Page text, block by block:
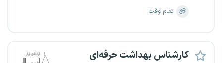
تمام وقت
کارشناس بهداشت حرفه‌ای